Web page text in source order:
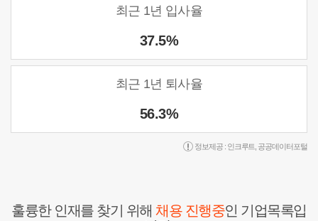
최근 1년 입사율
37.5%
최근 1년 퇴사율
56.3%
정보제공 : 인크루트 공공데이터포털
훌륭한 인재를 찾기 위해채용 진행중인 기업목록입